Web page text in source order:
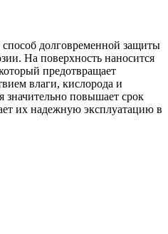
долговременной защиты
На поверхность наносится
предотвращает
влаги, кислорода и
значительно повышает срок
их надежную эксплуатацию в